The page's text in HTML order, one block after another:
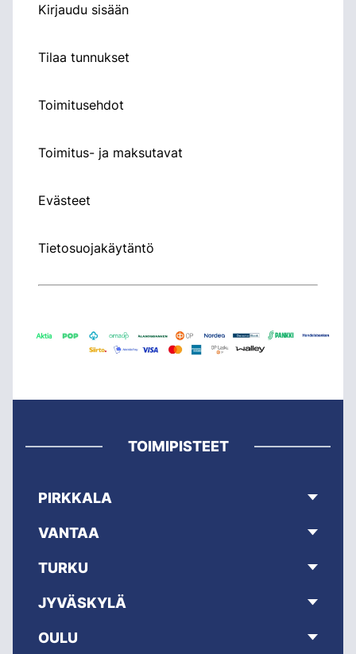
Kirjaudu sisään
Tilaa tunnukset
Toimitusehdot
Toimitus- ja maksutavat
Evästeet
Tietosuojakäytäntö
TOIMIPISTEET
PIRKKALA
VANTAA
TURKU
JYVÄSKYLÄ
OULU